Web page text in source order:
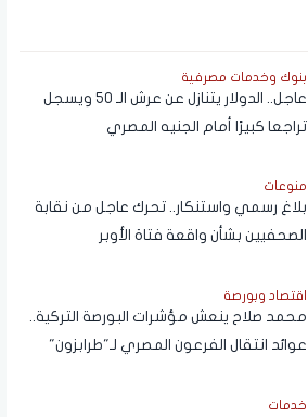
بنوك وخدمات مصرفية
عاجل.. الدولار يتنازل عن عرش الـ 50 ويسجل
تراجعا كبيرًا أمام الجنيه المصري
منوعات
بلاغ رسمي واستنكار.. تحرك عاجل من نقابة
الصحفيين بشأن واقعة فتاة الأوبر
اقتصاد وبورصة
محمد صلاح ينعش مؤشرات البورصة التركية..
عوائد انتقال الفرعون المصري لـ"طرابزون"
خدمات